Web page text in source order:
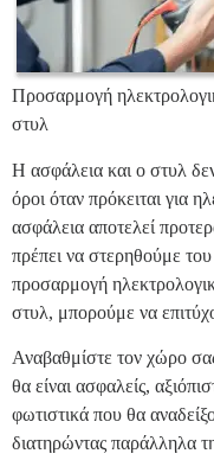
Προσαρμογή
στυλ
Η ασφάλεια και ο στυλ δεν
όροι όταν πρόκειται για
ασφάλεια αποτελεί
πρέπει να στερηθούμε
προσαρμογή
στυλ, μπορούμε να
Αναβαθμίστε τον χώρο
θα είναι ασφαλείς,
φωτιστικά που θα
διατηρώντας παράλληλα